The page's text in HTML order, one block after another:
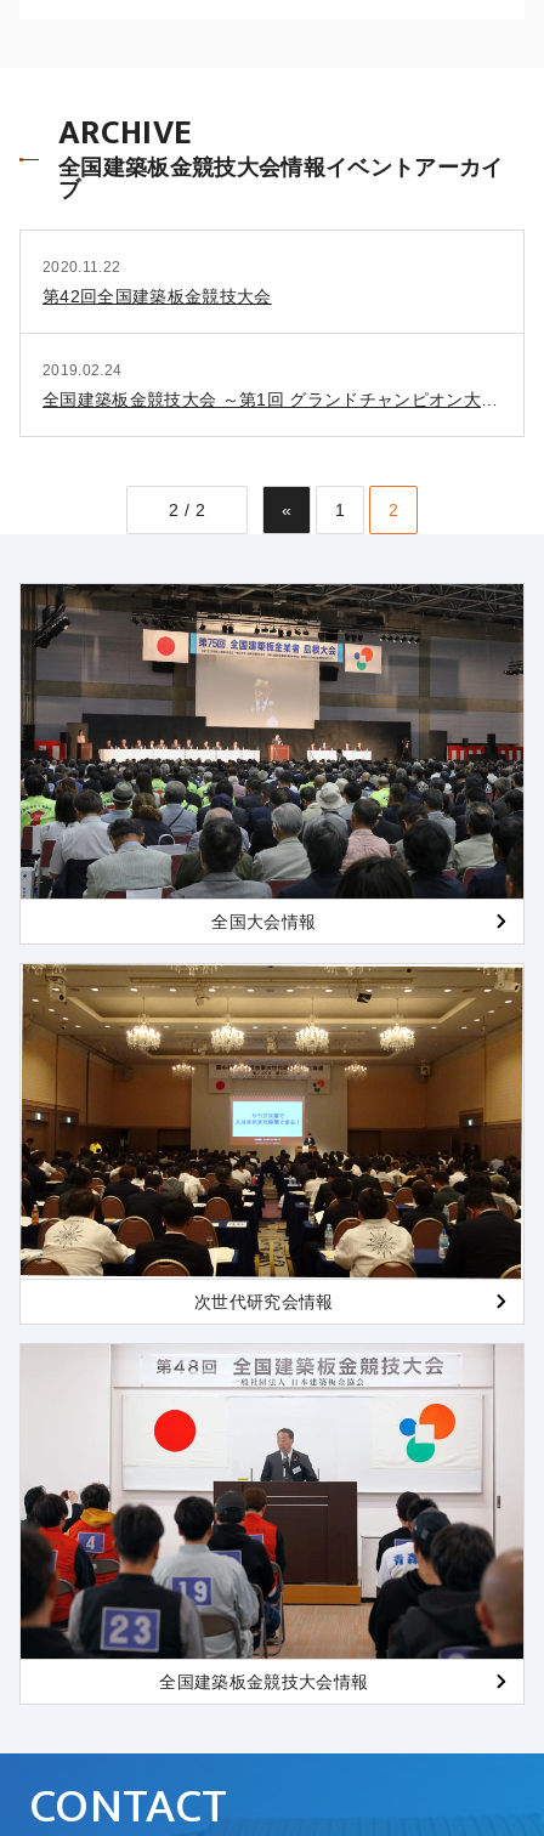
ARCHIVE
全国建築板金競技大会情報イベントアーカイ
ブ
2020.11.22
第42回全国建築板金競技大会
2019.02.24
2 / 2 « 1 2
全国大会情報
次世代研究会情報
全国建築板金競技大会情報
CONTACT